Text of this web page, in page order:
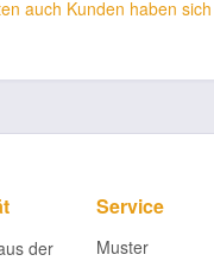
auch Kunden haben
der
Service
Muster